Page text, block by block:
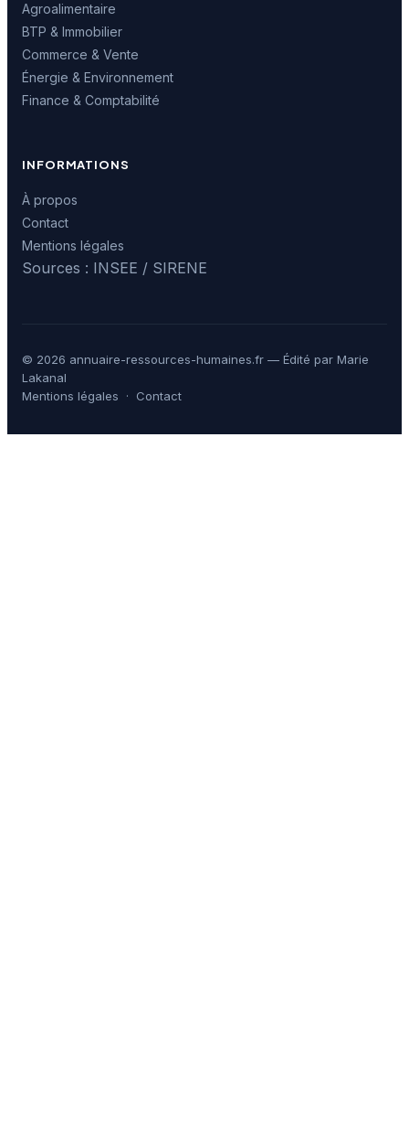
Agroalimentaire
BTP & Immobilier
Commerce & Vente
Énergie & Environnement
Finance & Comptabilité
INFORMATIONS
À propos
Contact
Mentions légales
Sources : INSEE / SIRENE
© 2026 annuaire-ressources-humaines.fr — Édité par Marie
Lakanal
Mentions légales · Contact